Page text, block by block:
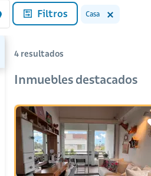
Filtros Casa
4 resultados
Inmuebles destacados